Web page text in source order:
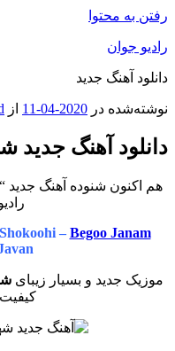
رفتن به محتوا
رادیو جوان
دانلود آهنگ جدید
نوشته‌شده در 2020-04-11 از
دانلود آهنگ جدید
هم اکنون شنوده آهنگ جدید
– Begoo Janam
موزیک جدید و بسیار زیبای